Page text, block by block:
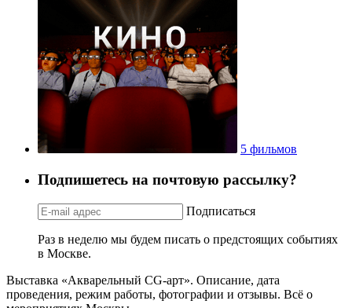
5 фильмов
Подпишетесь на почтовую рассылку?
Подписаться
Раз в неделю мы будем писать о предстоящих событиях
в Москве.
Выставка «Акварельный CG-арт». Описание, дата
проведения, режим работы, фотографии и отзывы. Всё о